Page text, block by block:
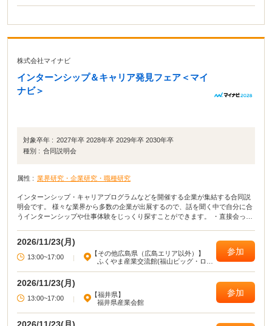
株式会社マイナビ
インターンシップ＆キャリア発見フェア＜マイ
ナビ＞
対象卒年 : 2027年卒 2028年卒 2029年卒 2030年卒
種別 : 合同説明会
属性 : 業界研究・企業研究・職種研究
インターンシップ・キャリアプログラムなどを開催する企業が集結する合同説
明会です。 様々な業界から多数の企業が出展するので、話を聞く中で自分に合
うインターンシップや仕事体験をじっくり探すことができます。 ・直接会って
2026/11/23(月)
13:00~17:00 |
【その他広島県（広島エリア以外）】
ふくやま産業交流館(福山ビッグ・ロー
参加
2026/11/23(月)
13:00~17:00 |
【福井県】
福井県産業会館
参加